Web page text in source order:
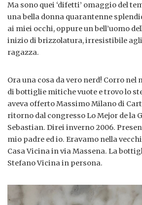
Ma sono quei ‘difetti’ omaggio del
una bella donna quarantenne
ai miei occhi, oppure un bell’uomo
inizio di brizzolatura, irresistibile
ragazza.
Ora una cosa da vero nerd! Corro
di bottiglie mitiche vuote e trovo lo
aveva offerto Massimo Milano di
ritorno dal congresso Lo Mejor de la
Sebastian. Direi inverno 2006.
mio padre ed io. Eravamo nella
Casa Vicina in via Massena. La
Stefano Vicina in persona.